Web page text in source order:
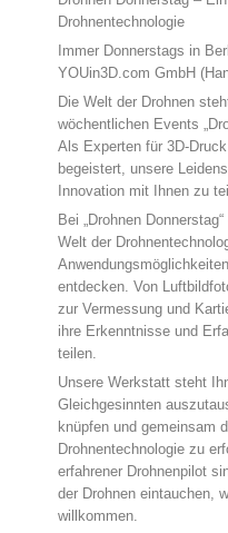
Drohnentechnologie
Immer Donnerstags in
YOUin3D.com GmbH
Die Welt der Drohnen
wöchentlichen Events
Als Experten für 3D-
begeistert, unsere
Innovation mit Ihnen zu
Bei „Drohnen
Welt der
entdecken. Von
zur Vermessung und
ihre Erkenntnisse und
teilen.
Unsere Werkstatt steht
Gleichgesinnten
knüpfen und gemeinsam
Drohnentechnologie zu
erfahrener Drohnenpilot
der Drohnen eintauchen,
willkommen.